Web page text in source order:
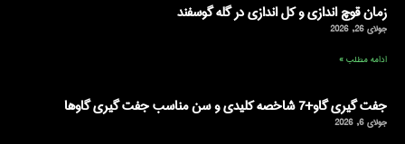
زمان قوچ اندازی و کل اندازی در گله گوسفند
جولای 26, 2026
ادامه مطلب »
جفت گیری گاو+7 شاخصه کلیدی و سن مناسب جفت گیری گاوها
جولای 6, 2026